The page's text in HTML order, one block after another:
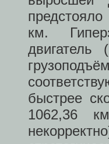
км.
быстрее
1062,36